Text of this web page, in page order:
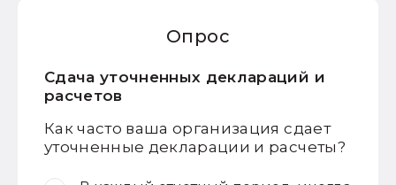
Опрос
Сдача уточненных деклараций и
расчетов
Как часто ваша организация сдает
уточненные декларации и расчеты?